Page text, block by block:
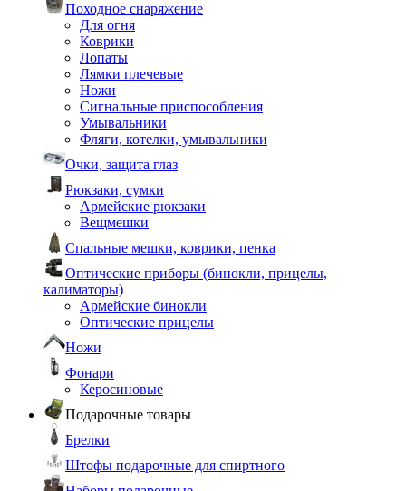
Походное снаряжение
Для огня
Коврики
Лопаты
Лямки плечевые
Ножи
Сигнальные приспособления
Умывальники
Фляги, котелки, умывальники
Очки, защита глаз
Рюкзаки, сумки
Армейские рюкзаки
Вещмешки
Спальные мешки, коврики, пенка
Оптические приборы (бинокли, прицелы,
калиматоры)
Армейские бинокли
Оптические прицелы
Ножи
Фонари
Керосиновые
Подарочные товары
Брелки
Штофы подарочные для спиртного